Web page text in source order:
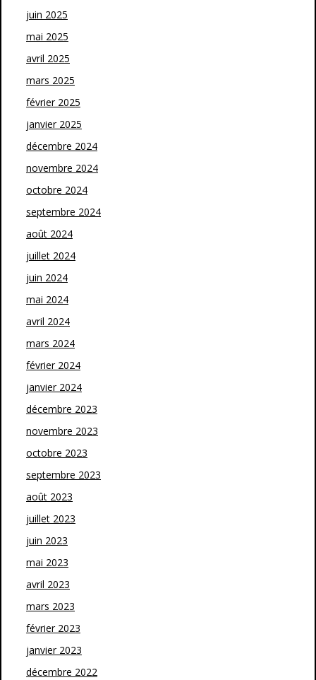
juin 2025
mai 2025
avril 2025
mars 2025
février 2025
janvier 2025
décembre 2024
novembre 2024
octobre 2024
septembre 2024
août 2024
juillet 2024
juin 2024
mai 2024
avril 2024
mars 2024
février 2024
janvier 2024
décembre 2023
novembre 2023
octobre 2023
septembre 2023
août 2023
juillet 2023
juin 2023
mai 2023
avril 2023
mars 2023
février 2023
janvier 2023
décembre 2022